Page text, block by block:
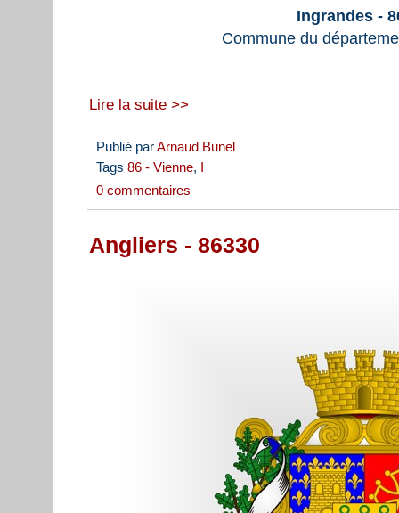
Ingrandes -
Commune du
Lire la suite >>
Publié parArnaud Bunel
Tags 86 - Vienne,
0 commentaires
Angliers - 86330